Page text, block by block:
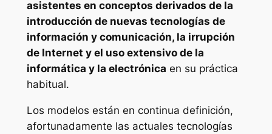
asistentes en conceptos derivados de la
introducción de nuevas tecnologías de
información y comunicación, la irrupción
de Internet y el uso extensivo de la
informática y la electrónica en su práctica
habitual.
Los modelos están en continua definición,
afortunadamente las actuales tecnologías